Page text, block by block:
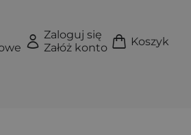
Zaloguj się
Załóż konto
Koszyk